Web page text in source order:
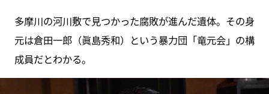
多摩川の河川敷で見つかった腐敗が進んだ遺体。その身
元は倉田一郎（眞島秀和）という暴力団「竜元会」の構
成員だとわかる。